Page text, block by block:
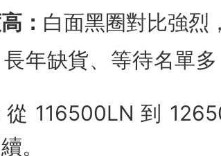
： 白面黑圈對比強烈
長年缺貨、等待名單
從 116500LN 到
。